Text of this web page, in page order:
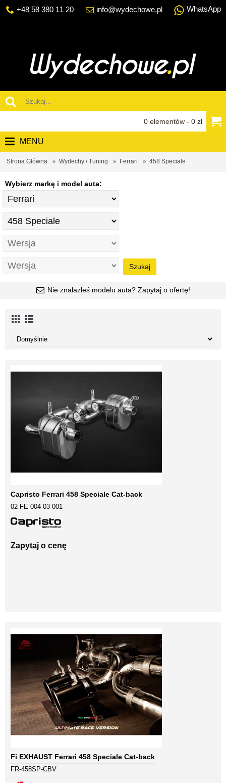
+48 58 380 11 20 info@wydechowe.pl WhatsApp
0 elementów - 0 zł
MENU
Strona Główna Wydechy / Tuning Ferrari 458 Speciale
Wybierz markę i model auta:
Szukaj
Nie znalazłeś modelu auta? Zapytaj o ofertę!
Capristo Ferrari 458 Speciale Cat-back
02 FE 004 03 001
Zapytaj o cenę
Fi EXHAUST Ferrari 458 Speciale Cat-back
FR-458SP-CBV